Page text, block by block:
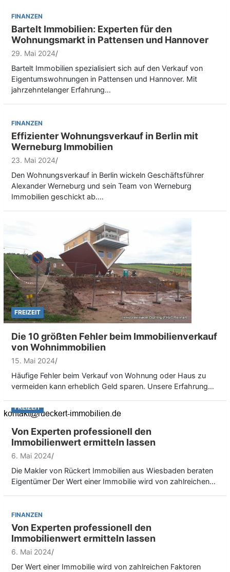
FINANZEN
Bartelt Immobilien: Experten für den
Wohnungsmarkt in Pattensen und Hannover
29. Mai 2024
Bartelt Immobilien spezialisiert sich auf den Verkauf von
Eigentumswohnungen in Pattensen und Hannover. Mit
jahrzehntelanger Erfahrung…
FINANZEN
Effizienter Wohnungsverkauf in Berlin mit
Werneburg Immobilien
23. Mai 2024
Den Wohnungsverkauf in Berlin wickeln Geschäftsführer
Alexander Werneburg und sein Team von Werneburg
Immobilien geschickt ab.…
FREIZEIT
Die 10 größten Fehler beim Immobilienverkauf
von Wohnimmobilien
15. Mai 2024
Häufige Fehler beim Verkauf von Wohnung oder Haus zu
vermeiden kann erheblich Geld sparen. Unsere Erfahrung…
FREIZEIT
Von Experten professionell den
Immobilienwert ermitteln lassen
6. Mai 2024
Die Makler von Rückert Immobilien aus Wiesbaden beraten
Eigentümer Der Wert einer Immobilie wird von zahlreichen…
FINANZEN
Von Experten professionell den
Immobilienwert ermitteln lassen
6. Mai 2024
Der Wert einer Immobilie wird von zahlreichen Faktoren